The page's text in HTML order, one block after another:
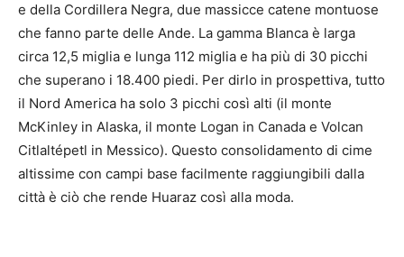
e della Cordillera Negra, due massicce catene montuose
che fanno parte delle Ande. La gamma Blanca è larga
circa 12,5 miglia e lunga 112 miglia e ha più di 30 picchi
che superano i 18.400 piedi. Per dirlo in prospettiva, tutto
il Nord America ha solo 3 picchi così alti (il monte
McKinley in Alaska, il monte Logan in Canada e Volcan
Citlaltépetl in Messico). Questo consolidamento di cime
altissime con campi base facilmente raggiungibili dalla
città è ciò che rende Huaraz così alla moda.